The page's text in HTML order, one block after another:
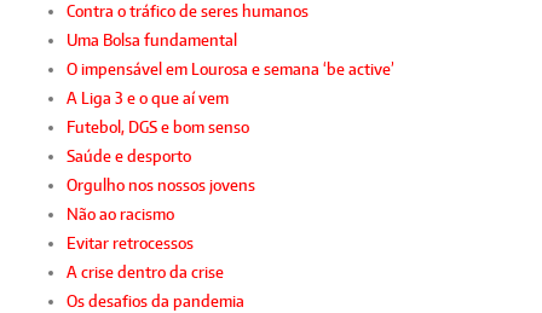
Contra o tráfico de seres humanos
Uma Bolsa fundamental
O impensável em Lourosa e semana ‘be active’
A Liga 3 e o que aí vem
Futebol, DGS e bom senso
Saúde e desporto
Orgulho nos nossos jovens
Não ao racismo
Evitar retrocessos
A crise dentro da crise
Os desafios da pandemia